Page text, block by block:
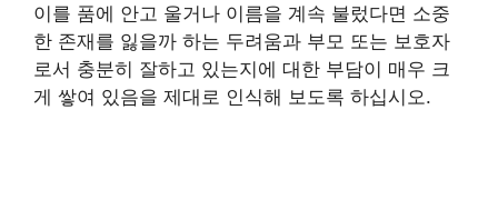
이를 품에 안고 울거나 이름을 계속 불렀다면 소중
한 존재를 잃을까 하는 두려움과 부모 또는 보호자
로서 충분히 잘하고 있는지에 대한 부담이 매우 크
게 쌓여 있음을 제대로 인식해 보도록 하십시오.